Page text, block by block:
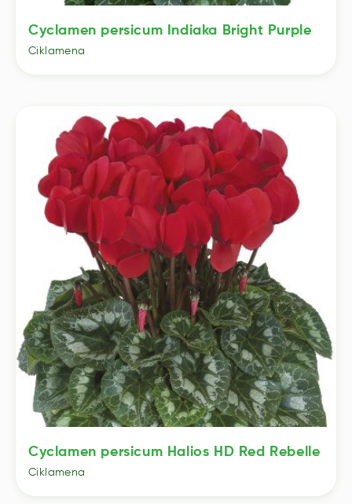
Cyclamen persicum Indiaka Bright Purple
Ciklamena
Cyclamen persicum Halios HD Red Rebelle
Ciklamena